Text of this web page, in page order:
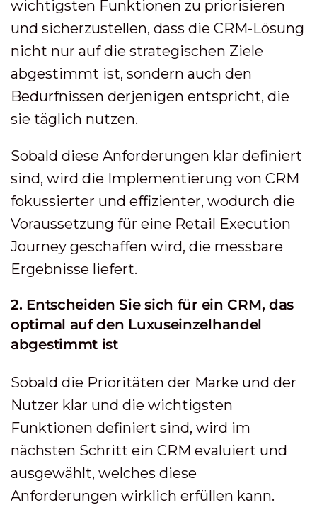
wichtigsten Funktionen zu priorisieren
und sicherzustellen, dass die CRM-Lösung
nicht nur auf die strategischen Ziele
abgestimmt ist, sondern auch den
Bedürfnissen derjenigen entspricht, die
sie täglich nutzen.
Sobald diese Anforderungen klar definiert
sind, wird die Implementierung von CRM
fokussierter und effizienter, wodurch die
Voraussetzung für eine Retail Execution
Journey geschaffen wird, die messbare
Ergebnisse liefert.
2. Entscheiden Sie sich für ein CRM, das
optimal auf den Luxuseinzelhandel
abgestimmt ist
Sobald die Prioritäten der Marke und der
Nutzer klar und die wichtigsten
Funktionen definiert sind, wird im
nächsten Schritt ein CRM evaluiert und
ausgewählt, welches diese
Anforderungen wirklich erfüllen kann.